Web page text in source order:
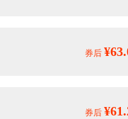
券后
券后